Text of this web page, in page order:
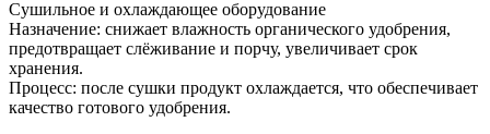
Сушильное и охлаждающее оборудование
Назначение: снижает влажность органического удобрения,
предотвращает слёживание и порчу, увеличивает срок
хранения.
Процесс: после сушки продукт охлаждается, что обеспечивает
качество готового удобрения.